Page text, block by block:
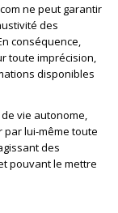
ne peut garantir
des
conséquence,
toute imprécision,
disponibles
vie autonome,
lui-même toute
des
pouvant le mettre